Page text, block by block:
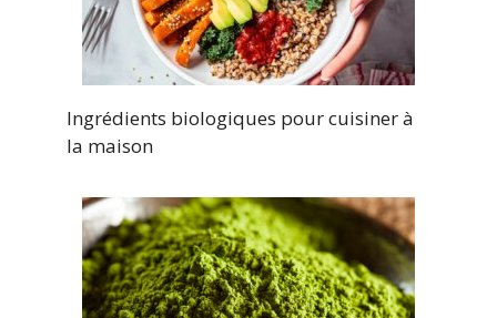
Ingrédients biologiques pour cuisiner à
la maison